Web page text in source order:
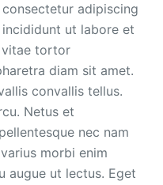
adipiscing
ut labore et
vitae tortor
diam sit amet.
convallis tellus.
Netus et
nec nam
morbi enim
augue ut lectus. Eget